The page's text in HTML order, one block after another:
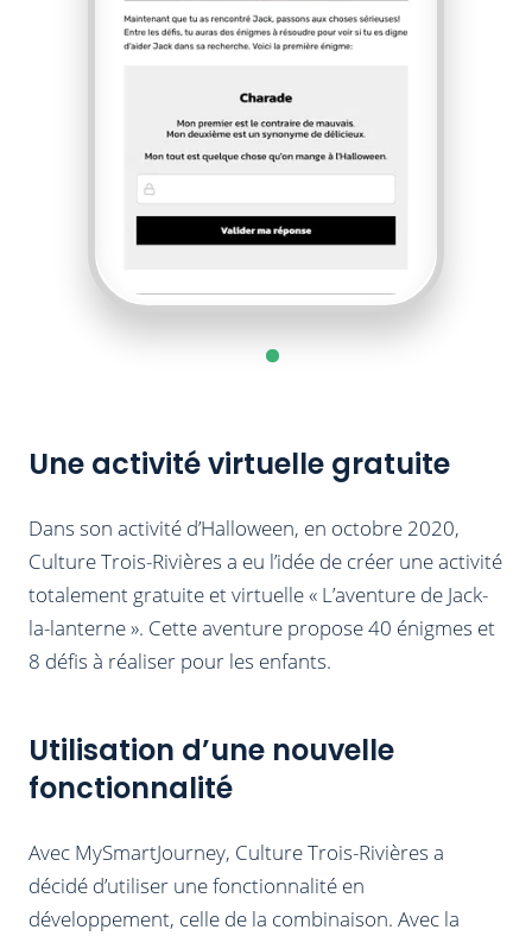
Une activité virtuelle gratuite
Dans son activité d’Halloween, en octobre 2020,
Culture Trois-Rivières a eu l’idée de créer une activité
totalement gratuite et virtuelle « L’aventure de Jack-
la-lanterne ». Cette aventure propose 40 énigmes et
8 défis à réaliser pour les enfants.
Utilisation d’une nouvelle
fonctionnalité
Avec MySmartJourney, Culture Trois-Rivières a
décidé d’utiliser une fonctionnalité en
développement, celle de la combinaison. Avec la